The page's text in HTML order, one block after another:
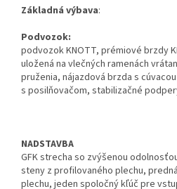
Základná výbava:
Podvozok:
podvozok KNOTT, prémiové brzdy
uložená na vlečných ramenách
pruženia, nájazdová brzda s
s posilňovačom, stabilizačné
NADSTAVBA
GFK strecha so zvýšenou
steny z profilovaného plechu,
plechu, jeden spoločný kľúč pre